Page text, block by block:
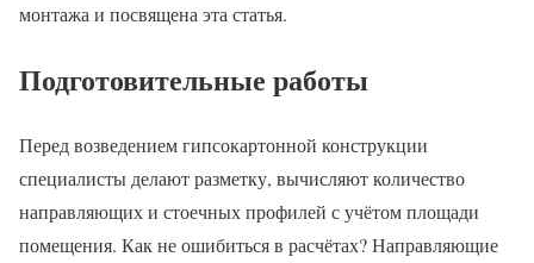
монтажа и посвящена эта статья.
Подготовительные работы
Перед возведением гипсокартонной конструкции
специалисты делают разметку, вычисляют количество
направляющих и стоечных профилей с учётом площади
помещения. Как не ошибиться в расчётах? Направляющие